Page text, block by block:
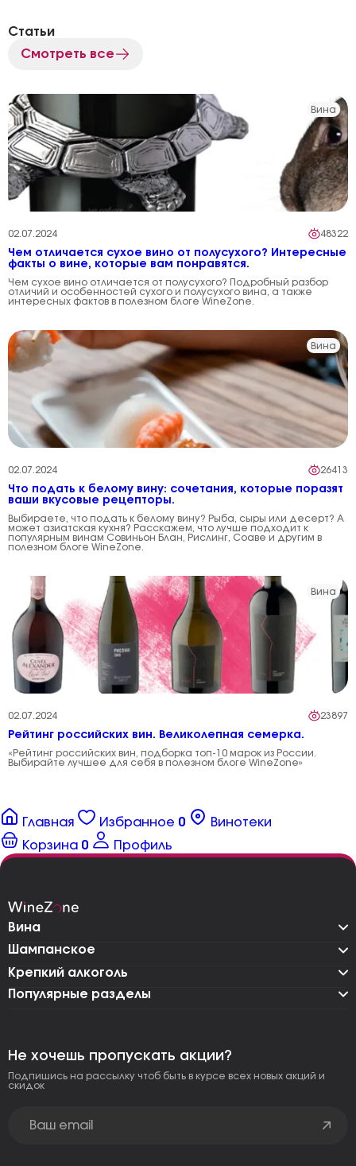
Статьи
Смотреть все
Вина
02.07.2024 48322
Чем отличается сухое вино от полусухого? Интересные
факты о вине, которые вам понравятся.
Чем сухое вино отличается от полусухого? Подробный разбор
отличий и особенностей сухого и полусухого вина, а также
интересных фактов в полезном блоге WineZone.
Вина
02.07.2024 26413
Что подать к белому вину: сочетания, которые поразят
ваши вкусовые рецепторы.
Выбираете, что подать к белому вину? Рыба, сыры или десерт? А
может азиатская кухня? Расскажем, что лучше подходит к
популярным винам Совиньон Блан, Рислинг, Соаве и другим в
полезном блоге WineZone.
Вина
02.07.2024 23897
Рейтинг российских вин. Великолепная семерка.
«Рейтинг российских вин, подборка топ-10 марок из России.
Выбирайте лучшее для себя в полезном блоге WineZone»
Главная Избранное 0
Винотеки
Корзина 0 Профиль
Вина
Шампанское
Крепкий алкоголь
Популярные разделы
Не хочешь пропускать акции?
Подпишись на рассылку чтоб быть в курсе всех новых акций и
скидок